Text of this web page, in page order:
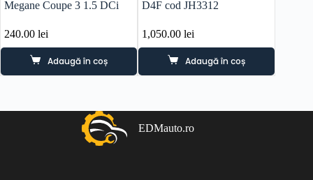
Megane Coupe 3 1.5 DCi
240.00 lei
Adaugă în coș
D4F cod JH3312
1,050.00lei
Adaugă în coș
EDMauto.ro